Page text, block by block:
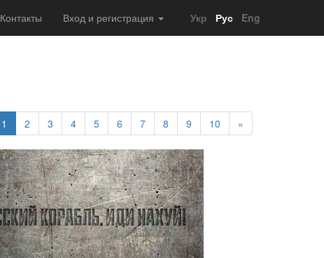
Контакты Вход и регистрация Укр Рус Eng
1 2 3 4 5 6 7 8 9 10 »